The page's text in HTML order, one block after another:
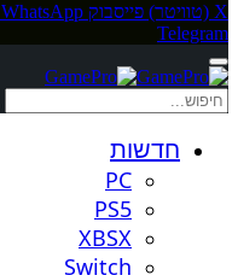
X (טוויטר) פייסבוק WhatsApp
Telegram
חדשות
PC
PS5
XBSX
Switch